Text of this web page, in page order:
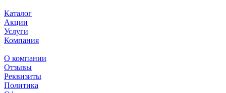
Каталог
Акции
Услуги
Компания
О компании
Отзывы
Реквизиты
Политика